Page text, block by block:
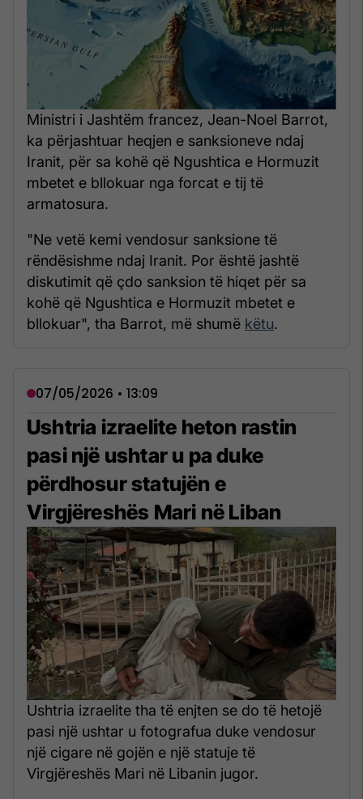
Ministri i Jashtëm francez, Jean-Noel Barrot,
ka përjashtuar heqjen e sanksioneve ndaj
Iranit, për sa kohë që Ngushtica e Hormuzit
mbetet e bllokuar nga forcat e tij të
armatosura.
"Ne vetë kemi vendosur sanksione të
rëndësishme ndaj Iranit. Por është jashtë
diskutimit që çdo sanksion të hiqet për sa
kohë që Ngushtica e Hormuzit mbetet e
bllokuar", tha Barrot, më shumë këtu.
07/05/2026 • 13:09
Ushtria izraelite heton rastin
pasi një ushtar u pa duke
përdhosur statujën e
Virgjëreshës Mari në Liban
Ushtria izraelite tha të enjten se do të hetojë
pasi një ushtar u fotografua duke vendosur
një cigare në gojën e një statuje të
Virgjëreshës Mari në Libanin jugor.